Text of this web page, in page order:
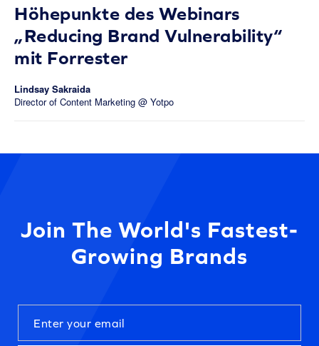
Höhepunkte des Webinars
„Reducing Brand Vulnerability“
mit Forrester
Lindsay Sakraida
Director of Content Marketing @ Yotpo
Join The World's Fastest-
Growing Brands